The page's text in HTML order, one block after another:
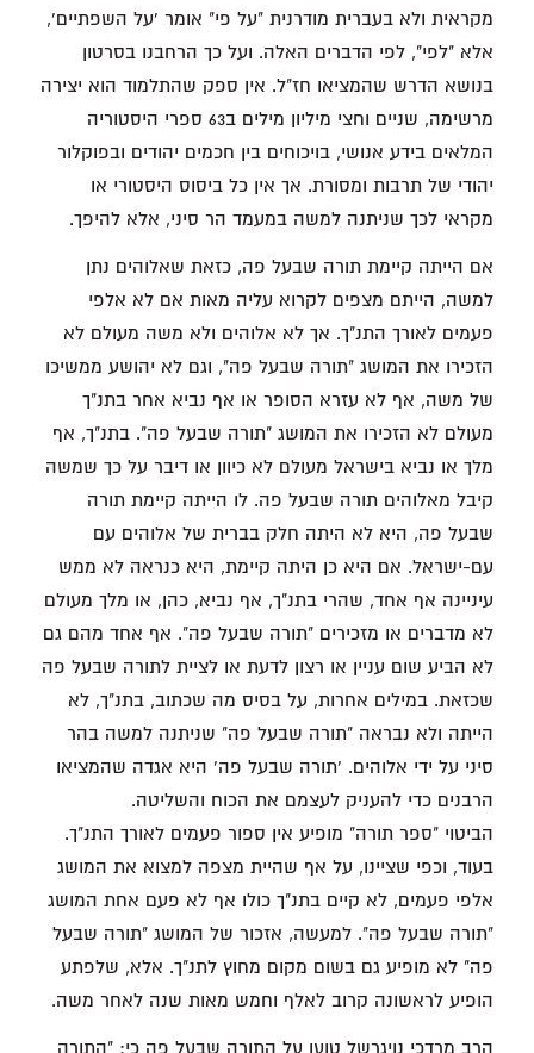
מקראית ולא בעברית מודרנית "על פי" אומר 'על השפתיים',
אלא "לפי", לפי הדברים האלה. ועל כך הרחבנו בסרטון
בנושא הדרש שהמציאו חז"ל. אין ספק שהתלמוד הוא יצירה
מרשימה, שניים וחצי מיליון מילים ב63 ספרי היסטוריה
המלאים בידע אנושי, בויכוחים בין חכמים יהודים ובפוקלור
יהודי של תרבות ומסורת. אך אין כל ביסוס היסטורי או
מקראי לכך שניתנה למשה במעמד הר סיני, אלא להיפך.
אם הייתה קיימת תורה שבעל פה, כזאת שאלוהים נתן
למשה, הייתם מצפים לקרוא עליה מאות אם לא אלפי
פעמים לאורך התנ"ך. אך לא אלוהים ולא משה מעולם לא
הזכירו את המושג "תורה שבעל פה", וגם לא יהושע ממשיכו
של משה, אף לא עזרא הסופר או אף נביא אחר בתנ"ך
מעולם לא הזכירו את המושג "תורה שבעל פה". בתנ"ך, אף
מלך או נביא בישראל מעולם לא כיוון או דיבר על כך שמשה
קיבל מאלוהים תורה שבעל פה. לו הייתה קיימת תורה
שבעל פה, היא לא היתה חלק בברית של אלוהים עם
עם-ישראל. אם היא כן היתה קיימת, היא כנראה לא ממש
עיניינה אף אחד, שהרי בתנ"ך, אף נביא, כהן, או מלך מעולם
לא מדברים או מזכירים "תורה שבעל פה". אף אחד מהם גם
לא הביע שום עניין או רצון לדעת או לציית לתורה שבעל פה
שכזאת. במילים אחרות, על בסיס מה שכתוב, בתנ"ך, לא
הייתה ולא נבראה "תורה שבעל פה" שניתנה למשה בהר
סיני על ידי אלוהים. 'תורה שבעל פה' היא אגדה שהמציאו
הרבנים כדי להעניק לעצמם את הכוח והשליטה.
הביטוי "ספר תורה" מופיע אין ספור פעמים לאורך התנ"ך.
בעוד, וכפי שציינו, על אף שהיית מצפה למצוא את המושג
אלפי פעמים, לא קיים בתנ"ך כולו אף לא פעם אחת המושג
"תורה שבעל פה". למעשה, אזכור של המושג "תורה שבעל
פה" לא מופיע גם בשום מקום מחוץ לתנ"ך. אלא, שלפתע
הופיע לראשונה קרוב לאלף וחמש מאות שנה לאחר משה.